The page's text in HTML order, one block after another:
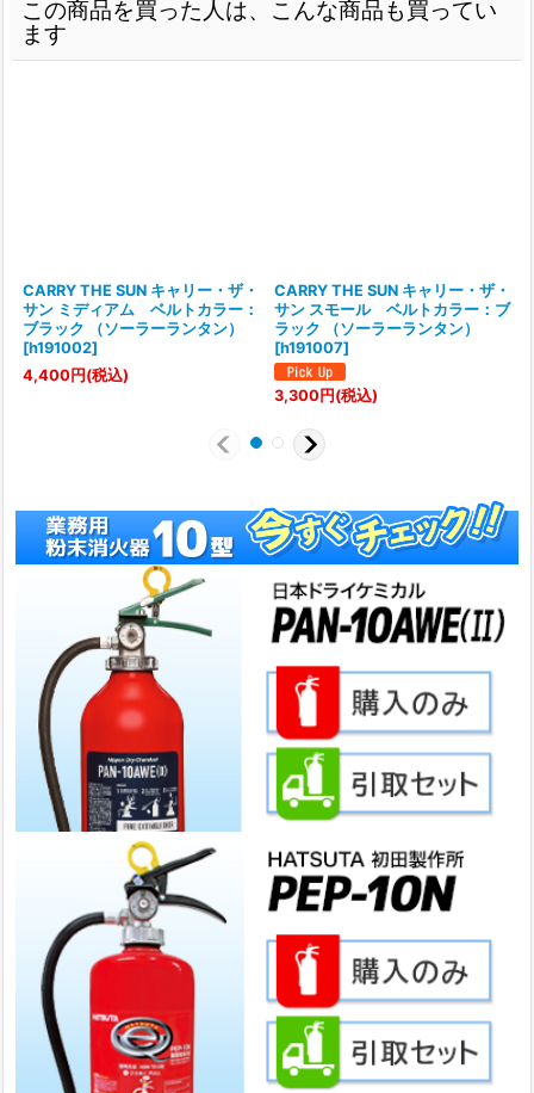
この商品を買った人は、こんな商品も買ってい
ます
CARRY THE SUN キャリー・ザ・
サン ミディアム ベルトカラー：
ブラック （ソーラーランタン）
[h191002]
4,400円 (税込)
CARRY THE SUN キャリー・ザ・
サン スモール ベルトカラー：ブ
ラック （ソーラーランタン）
[h191007]
3,300円 (税込)